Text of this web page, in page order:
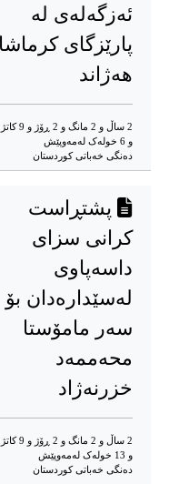
ئەزگەلەی لە
پارێزگای
هەژاند
2 ساڵ و 2 مانگ و 2
و 6 خوله‌ک له‌مه‌وپێش‌
دەنگی خەباتی کوردستان
پشتڕاست
کرانی سزای
داسەپاوی
لەسێدارەدان بۆ
سەر مامۆستا
محەممەد
خزرنەژاد
2 ساڵ و 2 مانگ و 2
و 13 خوله‌ک له‌مه‌وپێش‌
دەنگی خەباتی کوردستان